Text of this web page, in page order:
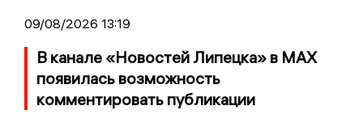
09/08/2026 13:19
В канале «Новостей Липецка» в MAX
появилась возможность
комментировать публикации